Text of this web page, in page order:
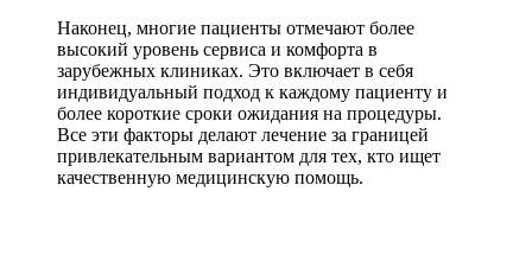
Наконец, многие пациенты отмечают более
высокий уровень сервиса и комфорта в
зарубежных клиниках. Это включает в себя
индивидуальный подход к каждому пациенту и
более короткие сроки ожидания на процедуры.
Все эти факторы делают лечение за границей
привлекательным вариантом для тех, кто ищет
качественную медицинскую помощь.